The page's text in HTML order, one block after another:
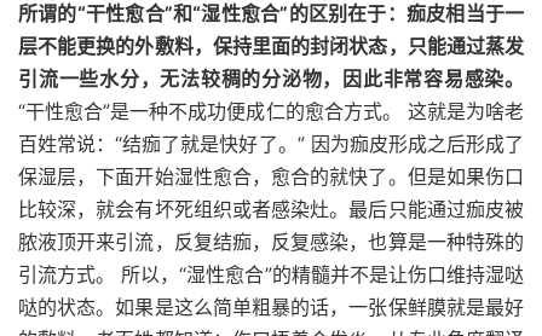
所谓的“干性愈合”和“湿性愈合”的区别在于：痂皮相当于一
层不能更换的外敷料，保持里面的封闭状态，只能通过蒸发
引流一些水分，无法较稠的分泌物，因此非常容易感染。
“干性愈合”是一种不成功便成仁的愈合方式。 这就是为啥老
百姓常说：“结痂了就是快好了。” 因为痂皮形成之后形成了
保湿层，下面开始湿性愈合，愈合的就快了。但是如果伤口
比较深，就会有坏死组织或者感染灶。最后只能通过痂皮被
脓液顶开来引流，反复结痂，反复感染，也算是一种特殊的
引流方式。 所以，“湿性愈合”的精髓并不是让伤口维持湿哒
哒的状态。如果是这么简单粗暴的话，一张保鲜膜就是最好